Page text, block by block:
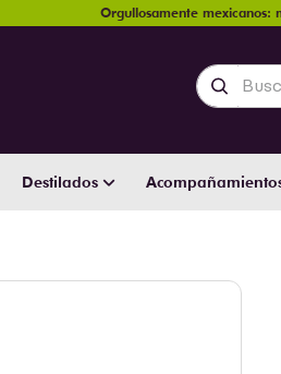
Orgullosamente mexicanos:
Buscar
Destilados